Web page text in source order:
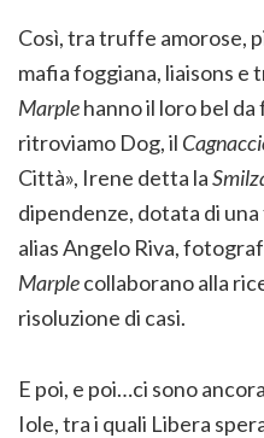
Così, tra truffe amorose,
mafia foggiana, liaisons
Marplehanno il loro bel
ritroviamo Dog, il
Città», Irene detta la
dipendenze, dotata di
alias Angelo Riva,
Marplecollaborano alla
risoluzione di casi.
E poi, e poi…ci sono
Iole, tra i quali Libera